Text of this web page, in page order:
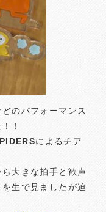
のパフォーマンス
！
によるチア
大きな拍手と歓声
生で見ましたが迫